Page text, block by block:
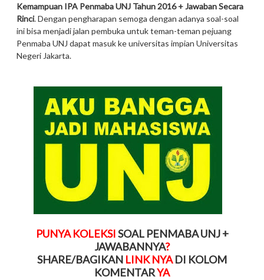
Kemampuan IPA Penmaba UNJ Tahun 2016 + Jawaban Secara
Rinci. Dengan pengharapan semoga dengan adanya soal-soal
ini bisa menjadi jalan pembuka untuk teman-teman pejuang
Penmaba UNJ dapat masuk ke universitas impian Universitas
Negeri Jakarta.
PUNYA KOLEKSISOAL PENMABA UNJ +
JAWABANNYA?
SHARE/BAGIKAN LINK NYADI KOLOM
KOMENTARYA